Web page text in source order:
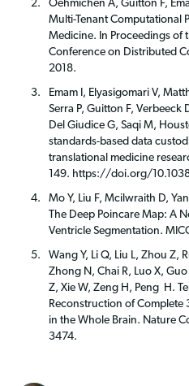
Oehmichen A, Guitton F,
Multi-Tenant Computational
Medicine. In Proceedings of
Conference on Distributed
2018.
Emam I, Elyasigomari V,
Serra P, Guitton F, Verbeeck
Del Giudice G, Saqi M,
standards-based data
translational medicine
149. https://doi.org/
Mo Y, Liu F, Mcilwraith D,
The Deep Poincare Map: A
Ventricle Segmentation.
Wang Y, Li Q, Liu L, Zhou Z,
Zhong N, Chai R, Luo X,
Z, Xie W, Zeng H, Peng H.
Reconstruction of
in the Whole Brain. Nature
3474.